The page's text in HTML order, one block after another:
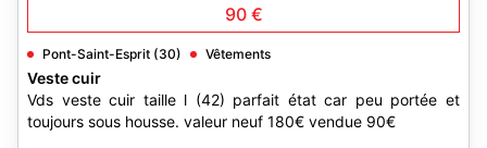
90 €
Pont-Saint-Esprit (30) Vêtements
Veste cuir
Vds veste cuir taille l (42) parfait état car peu portée et
toujours sous housse. valeur neuf 180€ vendue 90€